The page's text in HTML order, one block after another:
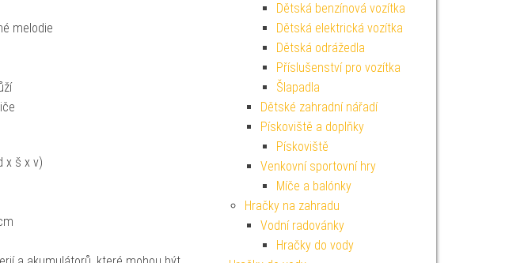
melodie
x š x v)
Dětská benzínová vozítka
Dětská elektrická vozítka
Dětská odrážedla
Příslušenství pro vozítka
Šlapadla
Dětské zahradní nářadí
Pískoviště a doplňky
Pískoviště
Venkovní sportovní hry
Míče a balónky
Hračky na zahradu
Vodní radovánky
Hračky do vody